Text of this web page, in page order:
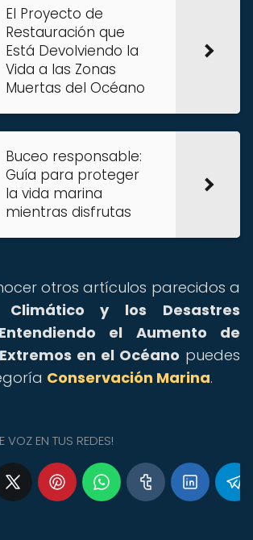
El Proyecto de
Restauración que
Está Devolviendo la
Vida a las Zonas
Muertas del Océano
Buceo responsable:
Guía para proteger
la vida marina
mientras disfrutas
otros artículos parecidos a
Climático y los Desastres
el Aumento de
en el Océano puedes
Conservación Marina.
VOZ EN TUS REDES!